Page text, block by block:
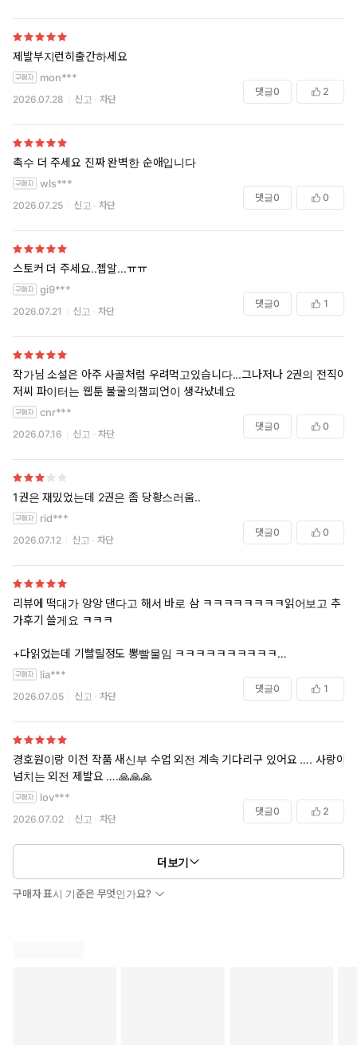
제발부지런히출간하세요
mon***
2026.07.28 신고 차단
댓글0 2
촉수 더 주세요 진짜 완벽한 순애입니다
wls***
2026.07.25 신고 차단
댓글0 0
스토커 더 주세요..젭알...ㅠㅠ
gi9***
2026.07.21 신고 차단
댓글0 1
작가님 소설은 아주 사골처럼 우려먹고있습니다...그나저나 2권의 전직아
저씨 파이터는 웹툰 불굴의챔피언이 생각났네요
cnr***
2026.07.16 신고 차단
댓글0 0
1권은 재밌었는데 2권은 좀 당황스러움..
rid***
2026.07.12 신고 차단
댓글0 0
리뷰에 떡대가 앙앙 댄다고 해서 바로 삼 ㅋㅋㅋㅋㅋㅋㅋㅋ읽어보고 추
가후기 쓸게요 ㅋㅋㅋ
+다읽었는데 기빨릴정도 뽕빨물임 ㅋㅋㅋㅋㅋㅋㅋㅋㅋㅋ
떡대 앙앙대는 거 존맛으로 봤어요 이런 키워드 좋아하시면 달리세요 일
본 벨 19금 동인지를 소설로 보는 느낌입니다 ㅋㅋㅋㅋㅋㅋㅋㅋ
개인적으로 경호원이 젤 좋았고 두번째가 2권 챔피언 나머지 걍 쏘쏘 했
어요
진짜로 사망 신고 들어오면 리디 목록 삭제 해주는 기능 있어야 한다고 느
낌 진짜로
lia***
2026.07.05 신고 차단
댓글0 1
경호원이랑 이전 작품 새신부 수업 외전 계속 기다리구 있어요 …. 사랑이
넘치는 외전 제발요 ….🙏🙏🙏
lov***
2026.07.02 신고 차단
댓글0 2
더보기
구매자 표시 기준은 무엇인가요?